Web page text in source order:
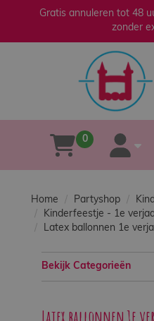
Gratis annuleren tot 48
zonder
winkelwagen
0
×sluiten
Verkoop
Over
spelen
Home Partyshop
Kinderfeestje - 1e
Latex ballonnen 1e
Bekijk Categorieën